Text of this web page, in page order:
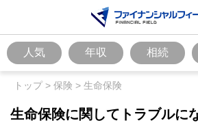
人気 年収 相続
トップ> 保険 > 生命保険
生命保険に関してトラブルに